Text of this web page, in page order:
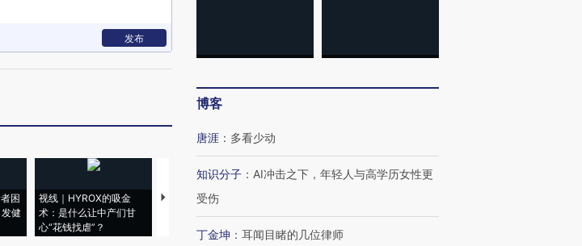
发布
困
健
视线｜HYROX的吸金
术：是什么让中产们甘
心“花钱找虐”？
马航飞行员跨国走私7万
育部长拱下台
博客
唐涯 ： 多看少动
知识分子 ： AI冲击之下，年轻人与高学历女性更
受伤
丁金坤 ： 耳闻目睹的几位律师